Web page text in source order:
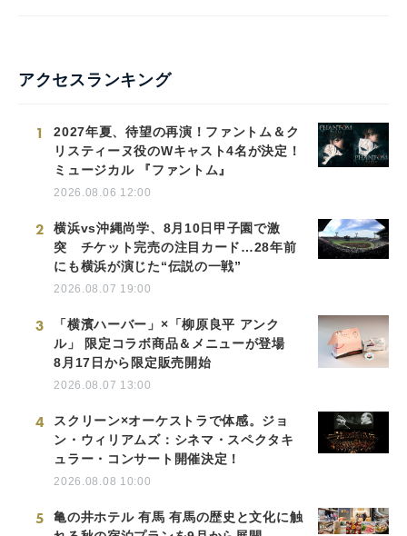
アクセスランキング
1
2027年夏、待望の再演！ファントム＆ク
リスティーヌ役のWキャスト4名が決定！
ミュージカル 『ファントム』
2026.08.06 12:00
2
横浜vs沖縄尚学、8月10日甲子園で激
突 チケット完売の注目カード…28年前
にも横浜が演じた“伝説の一戦”
2026.08.07 19:00
3
「横濱ハーバー」×「柳原良平 アンク
ル」 限定コラボ商品＆メニューが登場
8月17日から限定販売開始
2026.08.07 13:00
4
スクリーン×オーケストラで体感。ジョ
ン・ウィリアムズ：シネマ・スペクタキ
ュラー・コンサート開催決定！
2026.08.08 10:00
5
亀の井ホテル 有馬 有馬の歴史と文化に触